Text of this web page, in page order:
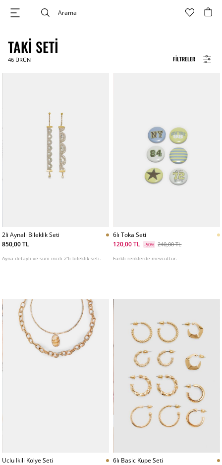
FILTRELER
TAKI SETI
46 ÜRÜN
2li Aynalı Bileklik Seti
850,00 TL
Ayna detaylı ve suni incili 2'li bileklik seti.
6lı Toka Seti
120,00 TL
-50% 240,00 TL
Farklı renklerde mevcuttur.
Uclu Ikili Kolye Seti
6lı Basic Kupe Seti